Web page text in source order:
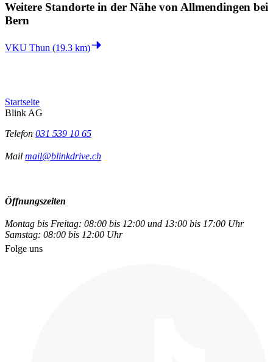
Weitere Standorte in der Nähe von Allmendingen bei
Bern
VKU Thun (19.3 km)
Startseite
Blink AG
Telefon 031 539 10 65
Mail mail@blinkdrive.ch
Öffnungszeiten
Montag bis Freitag: 08:00 bis 12:00 und 13:00 bis 17:00 Uhr
Samstag: 08:00 bis 12:00 Uhr
Folge uns